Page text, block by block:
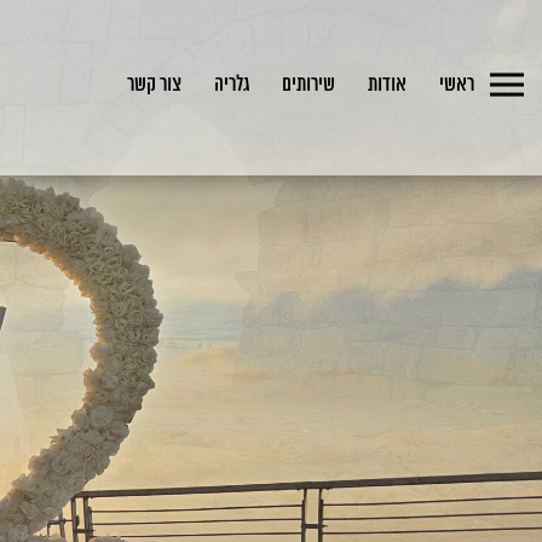
ראשי אודות שירותים גלריה צור קשר